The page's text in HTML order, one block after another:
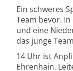
Ein schweres
Team bevor.
und eine
das junge
14 Uhr ist
Ehrenhain.